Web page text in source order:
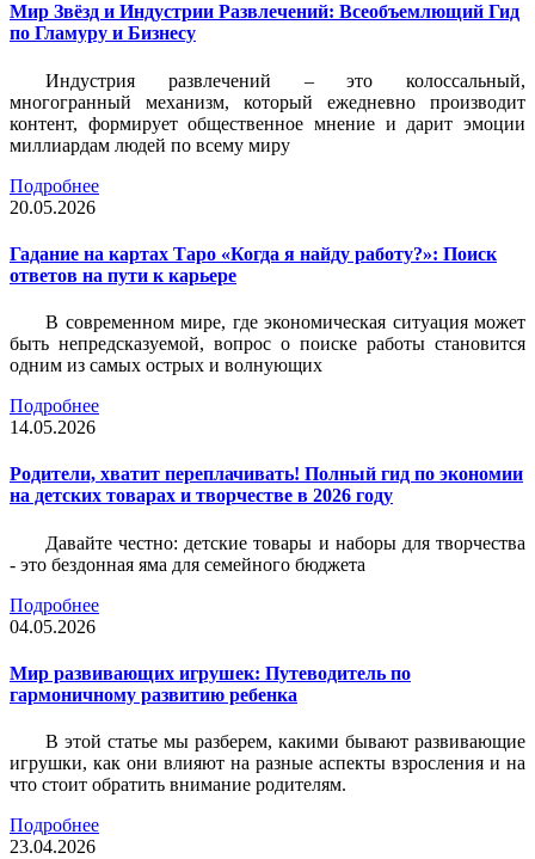
Мир Звёзд и Индустрии Развлечений: Всеобъемлющий Гид
по Гламуру и Бизнесу
Индустрия развлечений – это колоссальный,
многогранный механизм, который ежедневно производит
контент, формирует общественное мнение и дарит эмоции
миллиардам людей по всему миру
Подробнее
20.05.2026
Гадание на картах Таро «Когда я найду работу?»: Поиск
ответов на пути к карьере
В современном мире, где экономическая ситуация может
быть непредсказуемой, вопрос о поиске работы становится
одним из самых острых и волнующих
Подробнее
14.05.2026
Родители, хватит переплачивать! Полный гид по экономии
на детских товарах и творчестве в 2026 году
Давайте честно: детские товары и наборы для творчества
- это бездонная яма для семейного бюджета
Подробнее
04.05.2026
Мир развивающих игрушек: Путеводитель по
гармоничному развитию ребенка
В этой статье мы разберем, какими бывают развивающие
игрушки, как они влияют на разные аспекты взросления и на
что стоит обратить внимание родителям.
Подробнее
23.04.2026